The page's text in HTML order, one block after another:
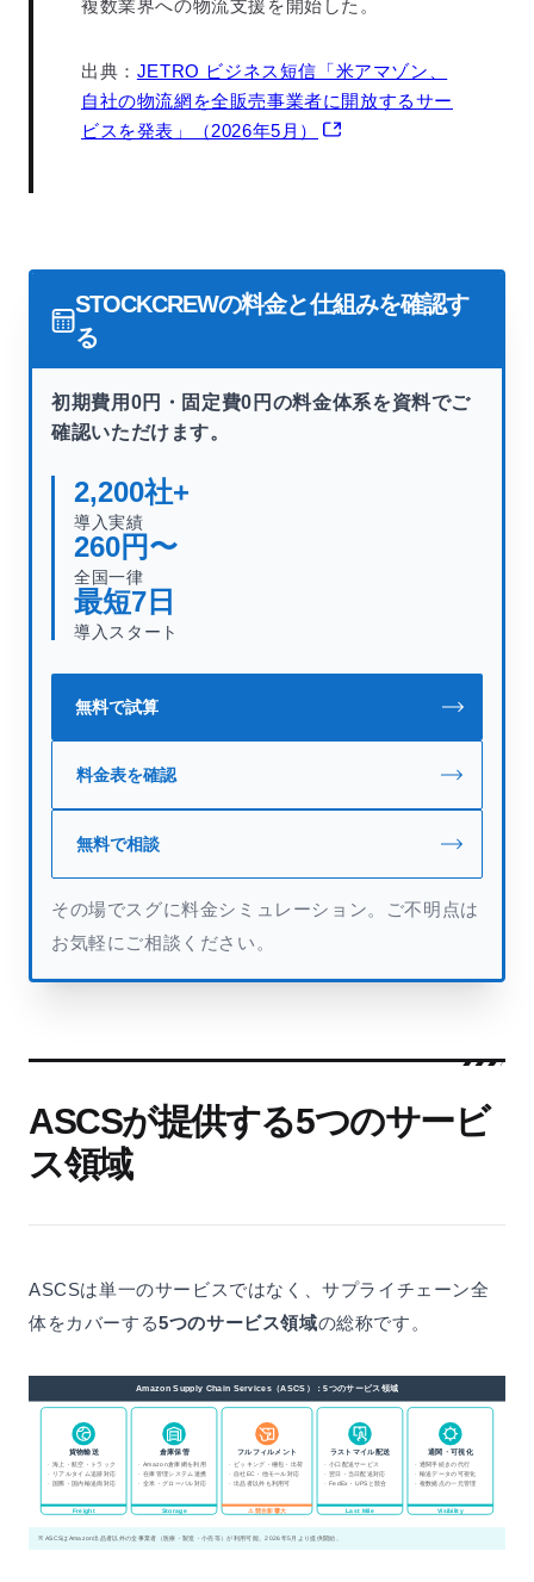
複数業界への物流支援を開始した。
出典： JETRO ビジネス短信「米アマゾン、
自社の物流網を全販売事業者に開放するサー
ビスを発表」（2026年5月）
STOCKCREWの料金と仕組みを確認す
る
初期費用0円・固定費0円の料金体系を資料でご
確認いただけます。
2,200社+
導入実績
260円〜
全国一律
最短7 日
導入スタート
無料で試算
料金表を確認
無料で相談
その場でスグに料金シミュレーション。ご不明点は
お気軽にご相談ください。
ASCSが提供する5つのサービ
ス領域
ASCSは単一のサービスではなく、サプライチェーン全
体をカバーする5つのサービス領域の総称です。
Amazon Supply Chain Services（ASCS）：5つのサービス領域
貨物輸送
· 海上・航空・トラック
· リアルタイム追跡対応
· 国際・国内輸送両対応
Freight
倉庫保管
· Amazon倉庫網を利用
· 在庫管理システム連携
· 全米・グローバル対応
Storage
フルフィルメント
· ピッキング・梱包・出荷
· 自社EC・他モール対応
· 出品者以外も利用可
⚠ 競合影響大
ラストマイル配送
· 小口配送サービス
· 翌日・当日配送対応
· FedEx・UPSと競合
Last Mile
通関・可視化
· 通関手続きの代行
· 輸送データの可視化
· 複数拠点の一元管理
Visibility
※ ASCSはAmazon出品者以外の全事業者（医療・製造・小売等）が利用可能。2026年5月より提供開始。